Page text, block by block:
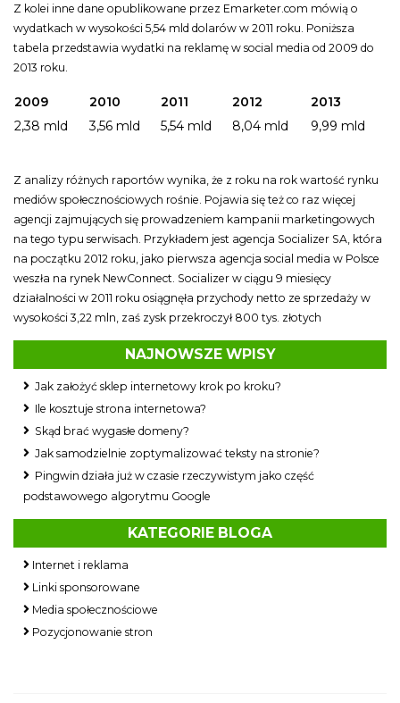
Z kolei inne dane opublikowane przez Emarketer.com mówią o
wydatkach w wysokości 5,54 mld dolarów w 2011 roku. Poniższa
tabela przedstawia wydatki na reklamę w social media od 2009 do
2013 roku.
2009 2010 2011 2012
2013
2,38 mld
3,56 mld 5,54 mld 8,04 mld 9,99 mld
Z analizy różnych raportów wynika, że z roku na rok wartość rynku
mediów społecznościowych rośnie. Pojawia się też co raz więcej
agencji zajmujących się prowadzeniem kampanii marketingowych
na tego typu serwisach. Przykładem jest agencja Socializer SA, która
na początku 2012 roku, jako pierwsza agencja social media w Polsce
weszła na rynek NewConnect. Socializer w ciągu 9 miesięcy
działalności w 2011 roku osiągnęła przychody netto ze sprzedaży w
wysokości 3,22 mln, zaś zysk przekroczył 800 tys. złotych
NAJNOWSZE WPISY
Jak założyć sklep internetowy krok po kroku?
Ile kosztuje strona internetowa?
Skąd brać wygasłe domeny?
Jak samodzielnie zoptymalizować teksty na stronie?
Pingwin działa już w czasie rzeczywistym jako część
podstawowego algorytmu Google
KATEGORIE BLOGA
Internet i reklama
Linki sponsorowane
Media społecznościowe
Pozycjonowanie stron